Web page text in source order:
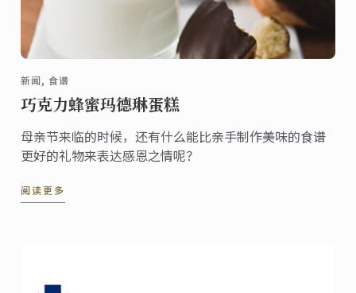
新闻, 食谱
巧克力蜂蜜玛德琳蛋糕
母亲节来临的时候，还有什么能比亲手制作美味的食谱
更好的礼物来表达感恩之情呢？
阅读更多